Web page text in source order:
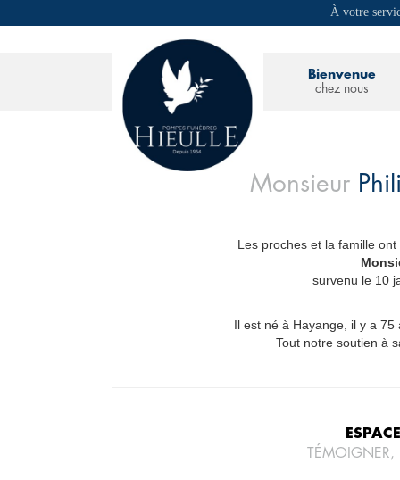
À votre
Bienvenue
chez nous
Monsieur
Les proches et la famille
survenu le 10
Il est né à Hayange, il y a
Tout notre soutien à